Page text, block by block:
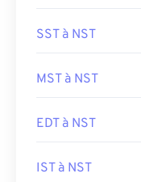
SST à NST
MST à NST
EDT à NST
IST à NST